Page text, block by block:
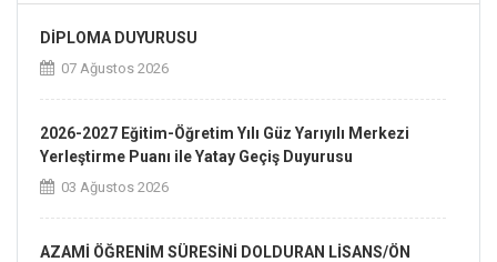
DİPLOMA DUYURUSU
07 Ağustos 2026
2026-2027 Eğitim-Öğretim Yılı Güz Yarıyılı Merkezi
Yerleştirme Puanı ile Yatay Geçiş Duyurusu
03 Ağustos 2026
AZAMİ ÖĞRENİM SÜRESİNİ DOLDURAN LİSANS/ÖN